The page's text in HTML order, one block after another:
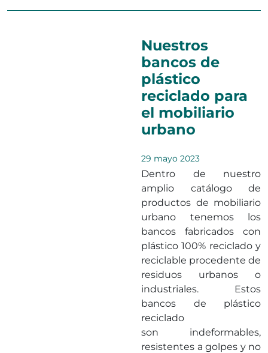
Nuestros
bancos de
plástico
reciclado para
el mobiliario
urbano
29 mayo 2023
Dentro de nuestro
amplio catálogo de
productos de mobiliario
urbano tenemos los
bancos fabricados con
plástico 100% reciclado y
reciclable procedente de
residuos urbanos o
industriales. Estos
bancos de plástico
reciclado
son indeformables,
resistentes a golpes y no